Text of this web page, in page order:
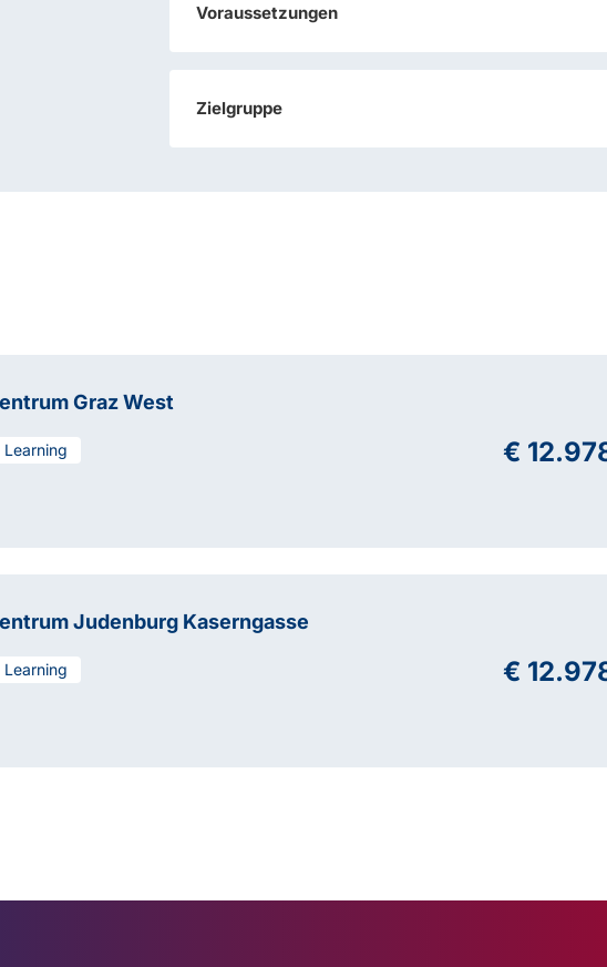
Voraussetzungen
Zielgruppe
Graz West
Learning €
Judenburg Kaserngasse
Learning €